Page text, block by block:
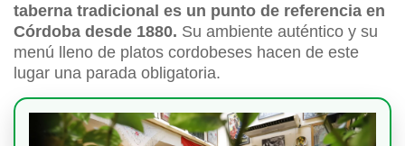
taberna tradicional es un punto de referencia en
Córdoba desde 1880. Su ambiente auténtico y su
menú lleno de platos cordobeses hacen de este
lugar una parada obligatoria.